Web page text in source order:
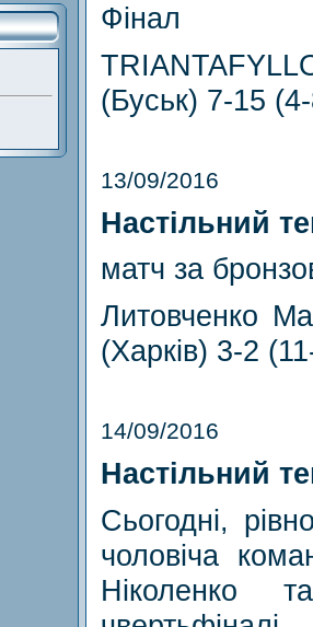
Фінал
(Буськ) 7-15
13/09/2016
Настільний
матч за
Литовченко
(Харків) 3-2
14/09/2016
Настільний
Сьогодні,
чоловіча
Ніколенко